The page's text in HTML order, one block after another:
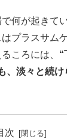
何が起きて
プラスサム
ころには、 “
、淡々と続け
次